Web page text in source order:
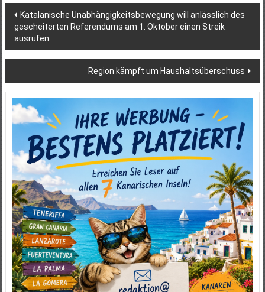
Beitragsnavigation
Katalanische Unabhängigkeitsbewegung will anlässlich des
gescheiterten Referendums am 1. Oktober einen Streik
ausrufen
Region kämpft um Haushaltsüberschuss